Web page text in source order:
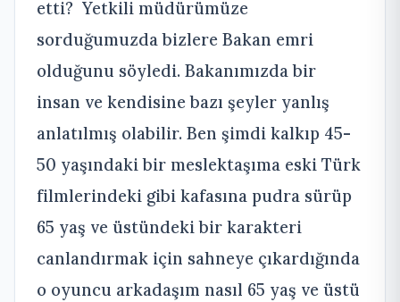
etti? Yetkili müdürümüze
sorduğumuzda bizlere Bakan emri
olduğunu söyledi. Bakanımızda bir
insan ve kendisine bazı şeyler yanlış
anlatılmış olabilir. Ben şimdi kalkıp 45-
50 yaşındaki bir meslektaşıma eski Türk
filmlerindeki gibi kafasına pudra sürüp
65 yaş ve üstündeki bir karakteri
canlandırmak için sahneye çıkardığında
o oyuncu arkadaşım nasıl 65 yaş ve üstü